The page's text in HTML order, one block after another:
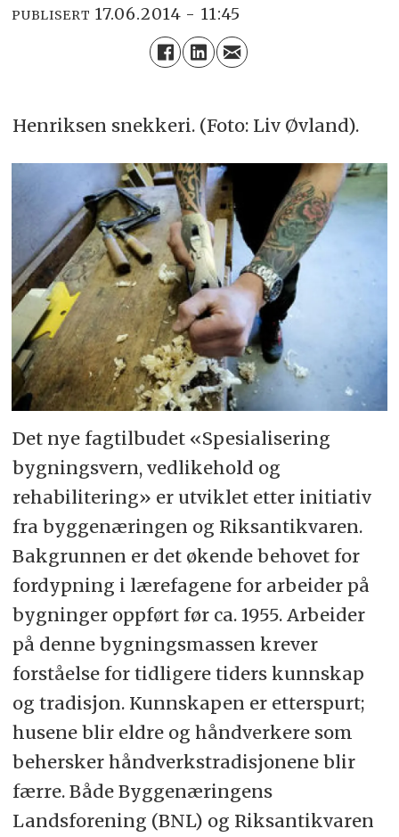
PUBLISERT 17.06.2014 - 11:45
Henriksen snekkeri. (Foto: Liv Øvland).
Det nye fagtilbudet «Spesialisering
bygningsvern, vedlikehold og
rehabilitering» er utviklet etter initiativ
fra byggenæringen og Riksantikvaren.
Bakgrunnen er det økende behovet for
fordypning i lærefagene for arbeider på
bygninger oppført før ca. 1955. Arbeider
på denne bygningsmassen krever
forståelse for tidligere tiders kunnskap
og tradisjon. Kunnskapen er etterspurt;
husene blir eldre og håndverkere som
behersker håndverkstradisjonene blir
færre. Både Byggenæringens
Landsforening (BNL) og Riksantikvaren